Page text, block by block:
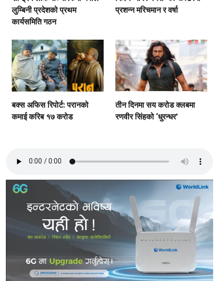
लुम्बिनी प्रदेशको प्रथम
कार्यसमिति गठन
प्रशन्न मरिचमान र वर्षा
बक्स अफिस रिपोर्ट: परानको
कमाई करिब १७ करोड
तीन दिनमा सय करोड क्लबमा
रणवीर सिंहको ‘धुरन्धर’